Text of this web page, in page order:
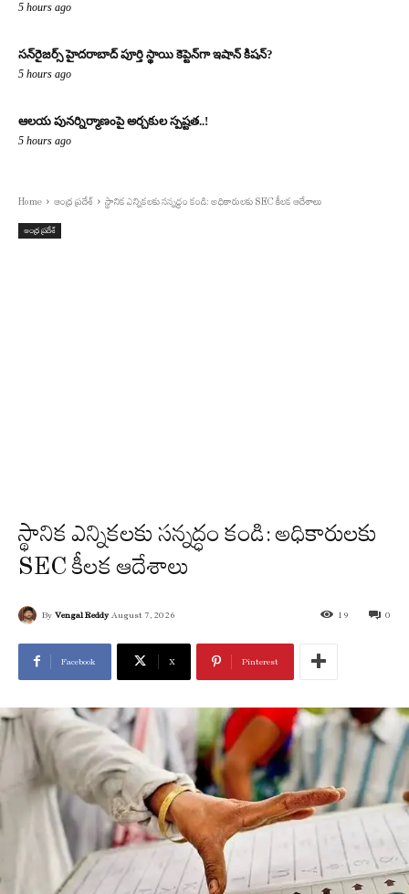
5 hours ago
సన్‌రైజర్స్ హైదరాబాద్ పూర్తి స్థాయి కెప్టెన్‌గా ఇషాన్ కిషన్?
5 hours ago
ఆలయ పునర్నిర్మాణంపై అర్చకుల స్పష్టత..!
5 hours ago